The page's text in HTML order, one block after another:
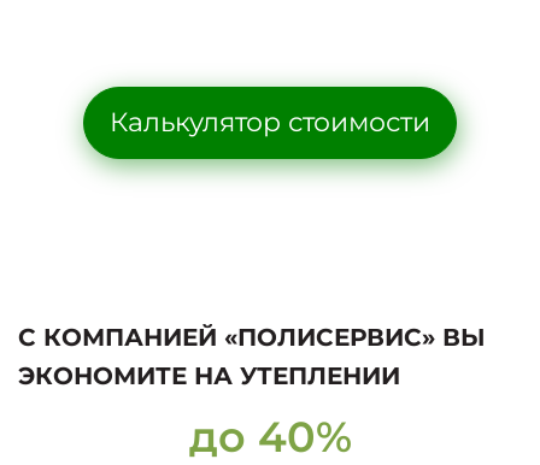
Калькулятор стоимости
С КОМПАНИЕЙ «ПОЛИСЕРВИС» ВЫ
ЭКОНОМИТЕ НА УТЕПЛЕНИИ
до 40%